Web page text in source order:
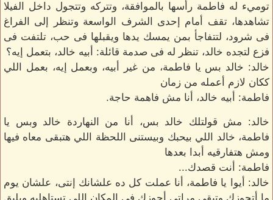
توميء له فاطمة رأسها بالموافقة، وتتركه وتتجول داخل الفيلا
تشاهدها، تقف أمام إحدى الشرف الواسعة وتنظر إلى الفراغ
فى شرود، لتتفاجأ بمن يمسك يدها ويقبلها فى حب، تلتفت فى
فزع لتجده خالد، تنظر له فى صدمة قائلة: أبيه خالد، بتعمل إيه؟
خالد: خالد بس يا فاطمة، من غير أبيه، وبعمل إيه، بعمل اللي
ككان لازم أعمله من زمان
فاطمة: أبيه خالد، أنا مش فاهمة حاجة.
خالد: مش قولتلك خالد بس، أنا من النهاردة خالد وبس يا
فاطمة، خالد اللي بيحبك وبيستنى اللحظة اللي هتبقى معاه فيها
ومش هتفارقيه أبدا بعدها
فاطمة: أنت قصدك...
خالد: أيوا يا فاطمة، أنا عملت كل ده علشانك إنتى، علشان يوم